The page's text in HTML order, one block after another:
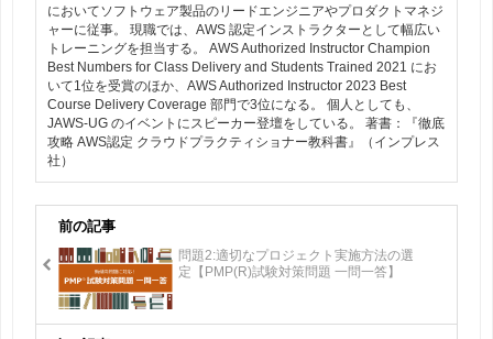
においてソフトウェア製品のリードエンジニアやプロダクトマネジ
ャーに従事。 現職では、AWS 認定インストラクターとして幅広い
トレーニングを担当する。 AWS Authorized Instructor Champion
Best Numbers for Class Delivery and Students Trained 2021 にお
いて1位を受賞のほか、AWS Authorized Instructor 2023 Best
Course Delivery Coverage 部門で3位になる。 個人としても、
JAWS-UG のイベントにスピーカー登壇をしている。 著書：『徹底
攻略 AWS認定 クラウドプラクティショナー教科書』（インプレス
社）
前の記事
問題2:適切なプロジェクト実施方法の選
定【PMP(R)試験対策問題 一問一答】